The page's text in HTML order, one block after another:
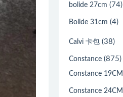
bolide 27cm (74)
Bolide 31cm (4)
Calvi 卡包 (38)
Constance (875)
Constance 19CM
Constance 24CM